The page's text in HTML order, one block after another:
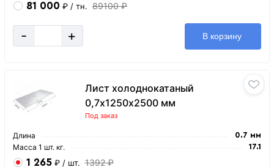
81 000 ₽ / тн. 89100 ₽
- + В корзину
Лист холоднокатаный
0,7х1250х2500 мм
Под заказ
Длина 0.7 мм
Масса 1 шт. кг. 17.1
1 265 ₽ / шт. 1392 ₽